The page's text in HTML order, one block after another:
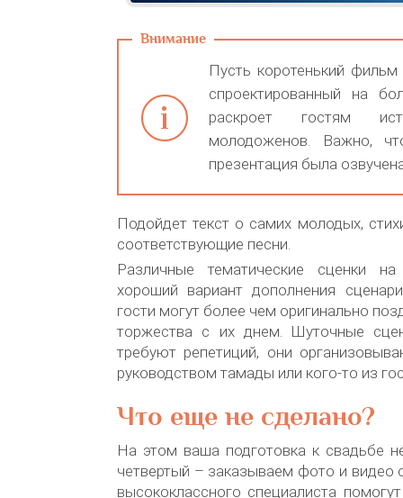
Пусть коротенький
спроектированный на
раскроет гостям
молодоженов. Важно,
презентация была
Подойдет текст о самих молодых,
соответствующие песни.
Различные тематические сценки
хороший вариант дополнения
гости могут более чем оригинально
торжества с их днем. Шуточные
требуют репетиций, они
руководством тамады или кого-то из
Что еще не сделано?
На этом ваша подготовка к свадьбе
четвертый – заказываем фото и видео
высококлассного специалиста